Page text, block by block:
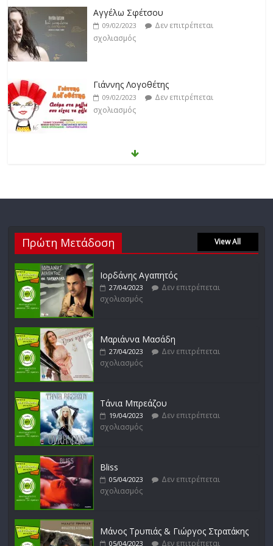
Γιάννης Λογοθέτης
09/02/2023
Δεν επιτρέπεται
σχολιασμός
Anemos
03/02/2023
Δεν επιτρέπεται
σχολιασμός
Θοδωρής Φέρρης
27/01/2023
σχολιασμός
Απόστολος Ρίζος
σχολιασμός
σχολιασμός
Πρώτη Μετάδοση View All
Ιορδάνης Αγαπητός
27/04/2023
Δεν επιτρέπεται
σχολιασμός
Μαριάννα Μασάδη
27/04/2023
Δεν επιτρέπεται
σχολιασμός
Τάνια Μπρεάζου
19/04/2023
Δεν επιτρέπεται
σχολιασμός
Bliss
05/04/2023
Δεν επιτρέπεται
σχολιασμός
Μάνος Τρυπιάς & Γιώργος Στρατάκης
05/04/2023 Δεν επιτρέπεται